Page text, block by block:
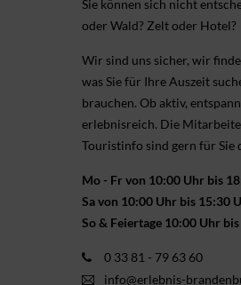
Sie können sich nicht
oder Wald? Zelt oder Hotel?
Wir sind uns sicher, wir
was Sie für Ihre Aus­zeit
brauchen. Ob aktiv,
erlebnis­reich. Die
Touristinfo sind gern für Sie
Mo - Fr von 10:00 Uhr bis
Sa von 10:00 Uhr bis 15:30
So & Feiertage 10:00 Uhr
0 33 81 - 79 63 60
info@erlebnis-